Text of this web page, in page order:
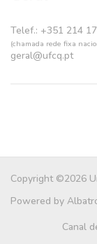
Telef.: +351 214
(chamada rede fixa
geral@ufcq.pt
Copyright ©2026
Powered by
Canal